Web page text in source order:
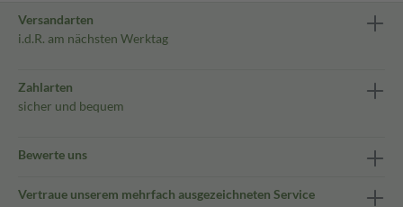
Versandarten
i.d.R. am nächsten Werktag
Zahlarten
sicher und bequem
Bewerte uns
Vertraue unserem mehrfach ausgezeichneten Service